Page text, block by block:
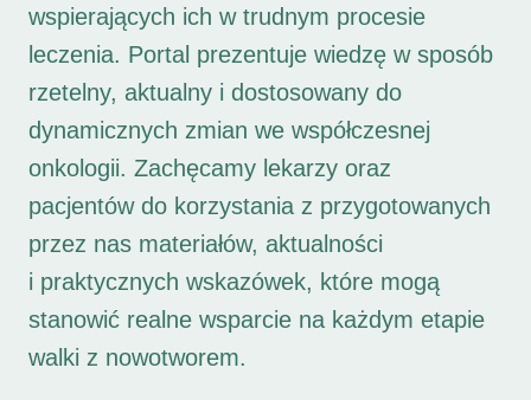
wspierających ich w trudnym procesie
leczenia. Portal prezentuje wiedzę w sposób
rzetelny, aktualny i dostosowany do
dynamicznych zmian we współczesnej
onkologii. Zachęcamy lekarzy oraz
pacjentów do korzystania z przygotowanych
przez nas materiałów, aktualności
i praktycznych wskazówek, które mogą
stanowić realne wsparcie na każdym etapie
walki z nowotworem.